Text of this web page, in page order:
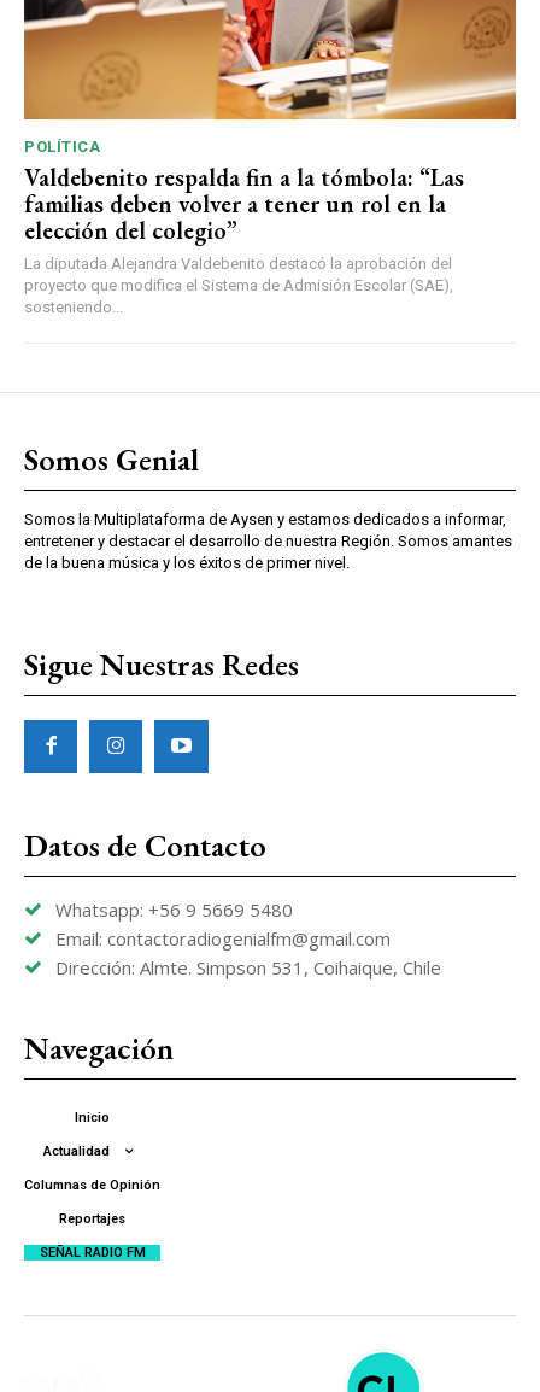
POLÍTICA
Valdebenito respalda fin a la tómbola: “Las
familias deben volver a tener un rol en la
elección del colegio”
La diputada Alejandra Valdebenito destacó la aprobación del
proyecto que modifica el Sistema de Admisión Escolar (SAE),
sosteniendo...
Somos Genial
Somos la Multiplataforma de Aysen y estamos dedicados a informar,
entretener y destacar el desarrollo de nuestra Región. Somos amantes
de la buena música y los éxitos de primer nivel.
Sigue Nuestras Redes
Datos de Contacto
Whatsapp: +56 9 5669 5480
Email: contactoradiogenialfm@gmail.com
Dirección: Almte. Simpson 531, Coihaique, Chile
Navegación
Inicio
Actualidad
Columnas de Opinión
Reportajes
SEÑAL RADIO FM